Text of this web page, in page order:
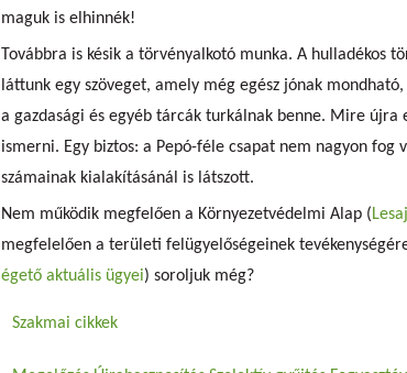
maguk is elhinnék!
Továbbra is késik a törvényalkotó munka. A hulladékos
láttunk egy szöveget, amely még egész jónak
a gazdasági és egyéb tárcák turkálnak benne. Mire újra
ismerni. Egy biztos: a Pepó-féle csapat nem nagyon fog
számainak kialakításánál is látszott.
Nem működik megfelően a Környezetvédelmi Alap (
megfelelően a területi felügyelőségeinek
égető aktuális ügyei) soroljuk még?
Szakmai cikkek